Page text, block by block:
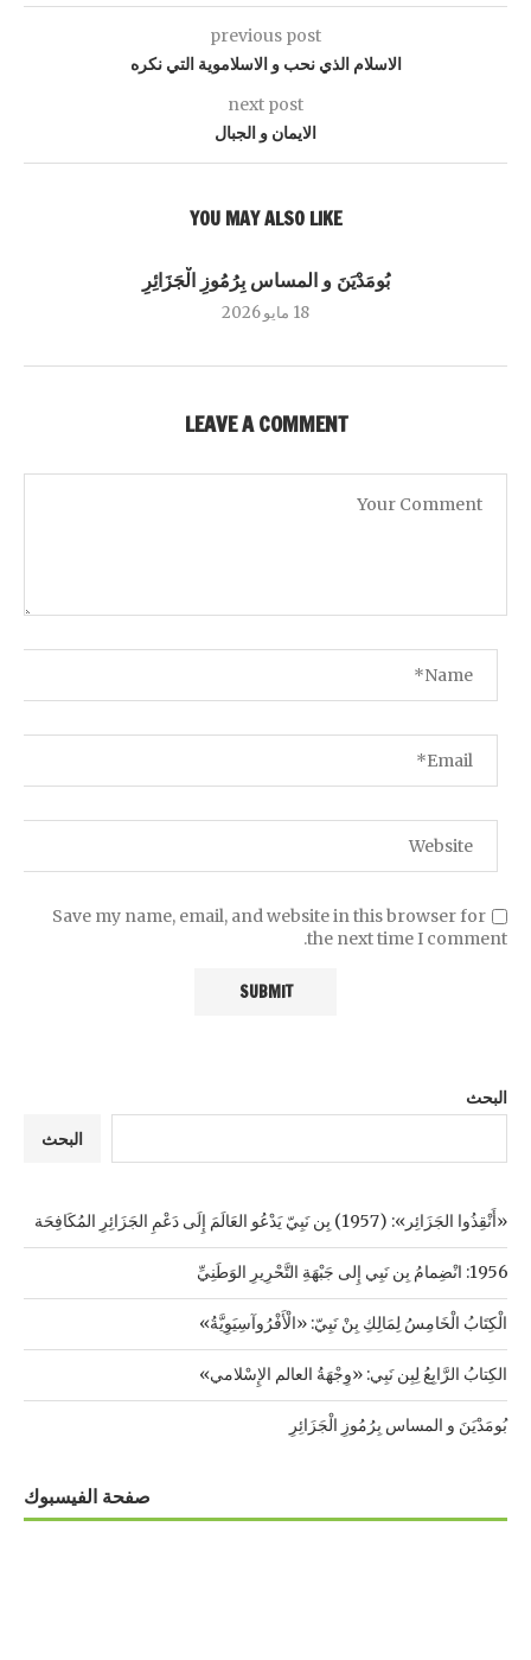
previous post
الاسلام الذي نحب و الاسلاموية التي نكره
next post
الايمان و الجبال
YOU MAY ALSO LIKE
بُومَدْيَنَ و المساس بِرُمُوزِ الْجَزَائِرِ
18 مايو 2026
LEAVE A COMMENT
Save my name, email, and website in this browser for
the next time I comment.
البحث
البحث
«أَنْقِذُوا الجَزَائِر»: (1957) بِن نَبِيّ يَدْعُو العَالَمَ إِلَى دَعْمِ الجَزَائِرِ المُكَافِحَة
1956: انْضِمامُ بِن نَبِي إِلى جَبْهَةِ التَّحْرِيرِ الوَطَنِيِّ
الْكِتَابُ الْخَامِسُ لِمَالِكِ بِنْ نَبِيّ: «الْأَفْرُوآسِيَوِيَّةُ»
الكِتابُ الرَّابِعُ لِبِن نَبِي: «وِجْهَةُ العالم الإِسْلامي»
بُومَدْيَنَ و المساس بِرُمُوزِ الْجَزَائِرِ
صفحة الفيسبوك